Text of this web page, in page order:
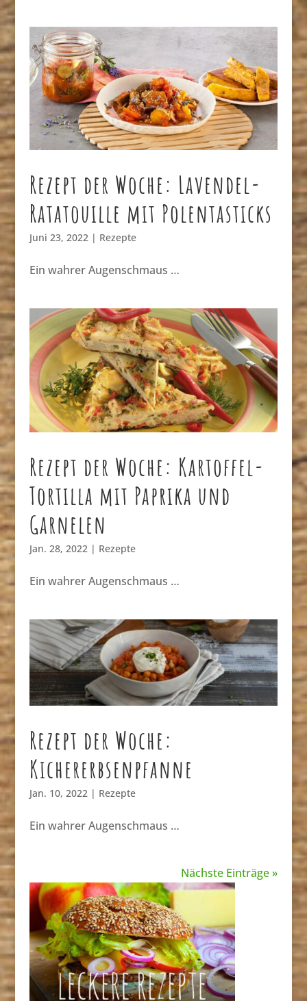
Rezept der Woche: Lavendel-
Ratatouille mit Polentasticks
Juni 23, 2022| Rezepte
Ein wahrer Augenschmaus …
Rezept der Woche: Kartoffel-
Tortilla mit Paprika und
Garnelen
Jan. 28, 2022| Rezepte
Ein wahrer Augenschmaus …
Rezept der Woche:
Kichererbsenpfanne
Jan. 10, 2022| Rezepte
Ein wahrer Augenschmaus …
Nächste Einträge »